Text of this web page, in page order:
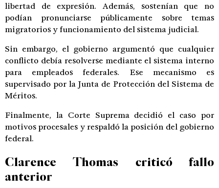
libertad de expresión. Además, sostenían que no
podían pronunciarse públicamente sobre temas
migratorios y funcionamiento del sistema judicial.
Sin embargo, el gobierno argumentó que cualquier
conflicto debía resolverse mediante el sistema interno
para empleados federales. Ese mecanismo es
supervisado por la Junta de Protección del Sistema de
Méritos.
Finalmente, la Corte Suprema decidió el caso por
motivos procesales y respaldó la posición del gobierno
federal.
Clarence Thomas criticó fallo
anterior